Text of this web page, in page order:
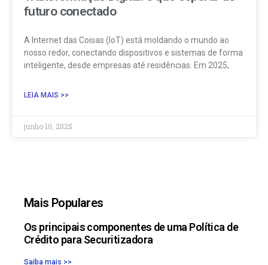
futuro conectado
A Internet das Coisas (IoT) está moldando o mundo ao
nosso redor, conectando dispositivos e sistemas de forma
inteligente, desde empresas até residências. Em 2025,
LEIA MAIS >>
junho 10, 2025
Mais Populares
Os principais componentes de uma Política de
Crédito para Securitizadora
Saiba mais >>